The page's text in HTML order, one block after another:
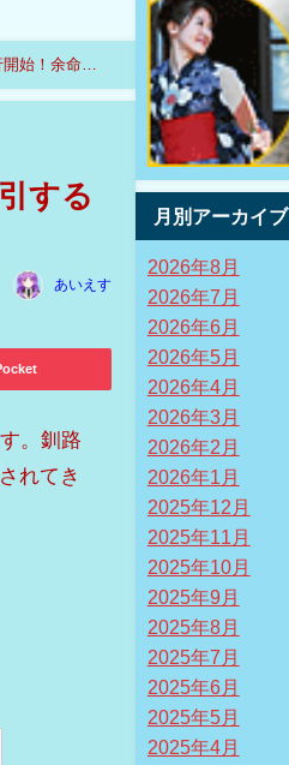
始！余命宣
する
あいえす
。釧路
れてき
月別アーカイブ
2026年8月
2026年7月
2026年6月
2026年5月
2026年4月
2026年3月
2026年2月
2026年1月
2025年12月
2025年11月
2025年10月
2025年9月
2025年8月
2025年7月
2025年6月
2025年5月
2025年4月